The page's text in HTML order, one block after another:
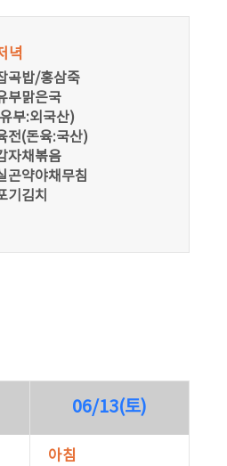
녁
곡밥/홍삼죽
부맑은국
부:외국산)
전(돈육:국산)
자채볶음
곤약야채무침
기김치
06/13(토)
아침